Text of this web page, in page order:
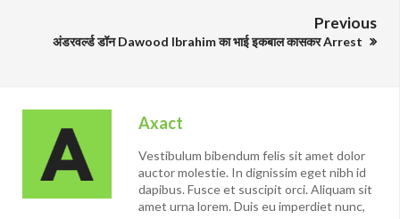
Previous
अंडरवर्ल्ड डॉन Dawood Ibrahim का भाई इकबाल कासकर Arrest
Axact
Vestibulum bibendum felis sit amet dolor
auctor molestie. In dignissim eget nibh id
dapibus. Fusce et suscipit orci. Aliquam sit
amet urna lorem. Duis eu imperdiet nunc,